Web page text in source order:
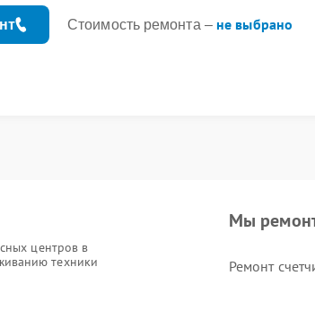
Стоимость ремонта – не выбрано
центров в
техники
Мы
Ремонт